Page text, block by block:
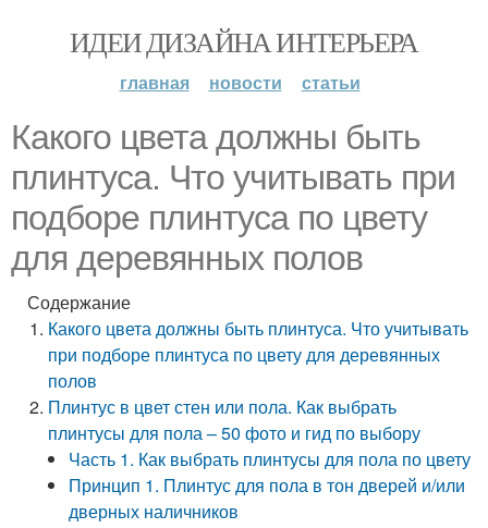
ИДЕИ ДИЗАЙНА ИНТЕРЬЕРА
главная новости статьи
Какого цвета должны быть
плинтуса. Что учитывать при
подборе плинтуса по цвету
для деревянных полов
Содержание
Какого цвета должны быть плинтуса. Что учитывать
при подборе плинтуса по цвету для деревянных
полов
Плинтус в цвет стен или пола. Как выбрать
плинтусы для пола – 50 фото и гид по выбору
Часть 1. Как выбрать плинтусы для пола по цвету
Принцип 1. Плинтус для пола в тон дверей и/или
дверных наличников